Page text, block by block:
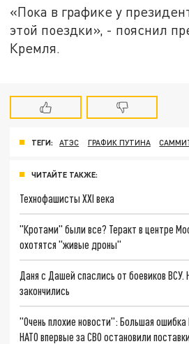
«Пока в графике у
этой поездки», - пояснил
Кремля.
ТЕГИ: АТЭС ГРАФИК ПУТИНА
ЧИТАЙТЕ ТАКЖЕ:
Технофашисты XXI века
"Кротами" были все? Теракт в центре
охотятся "живые дроны"
Даня с Дашей спаслись от боевиков
закончились
"Очень плохие новости": Большая
НАТО впервые за СВО остановили